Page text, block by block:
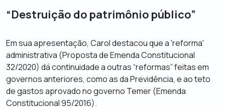
“Destruição do patrimônio público”
Em sua apresentação, Carol destacou que a 'reforma'
administrativa (Proposta de Emenda Constitucional
32/2020) dá continuidade a outras “reformas” feitas em
governos anteriores, como as da Previdência, e ao teto
de gastos aprovado no governo Temer (Emenda
Constitucional 95/2016).